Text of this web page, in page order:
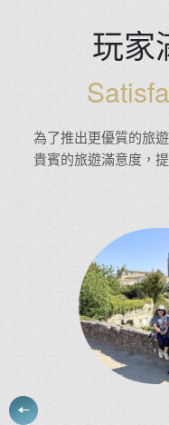
玩家
為了推出更優質的旅
貴賓的旅遊滿意度，